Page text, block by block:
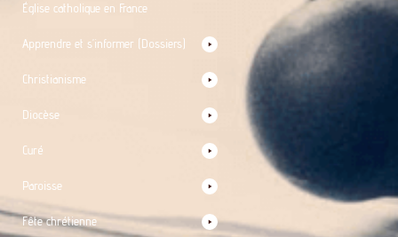
Église catholique en France
Apprendre et s’informer (Dossiers)
Christianisme
Diocèse
Curé
Paroisse
Fête chrétienne